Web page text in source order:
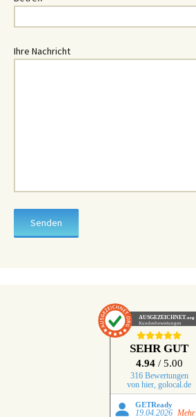
Ihre Nachricht
AUSGEZEICHNET.org
Kundenbewertungen
SEHR GUT
4.94 / 5.00
316 Bewertungen
von hier, golocal.de
GETReady
19.04.2026 Mehr